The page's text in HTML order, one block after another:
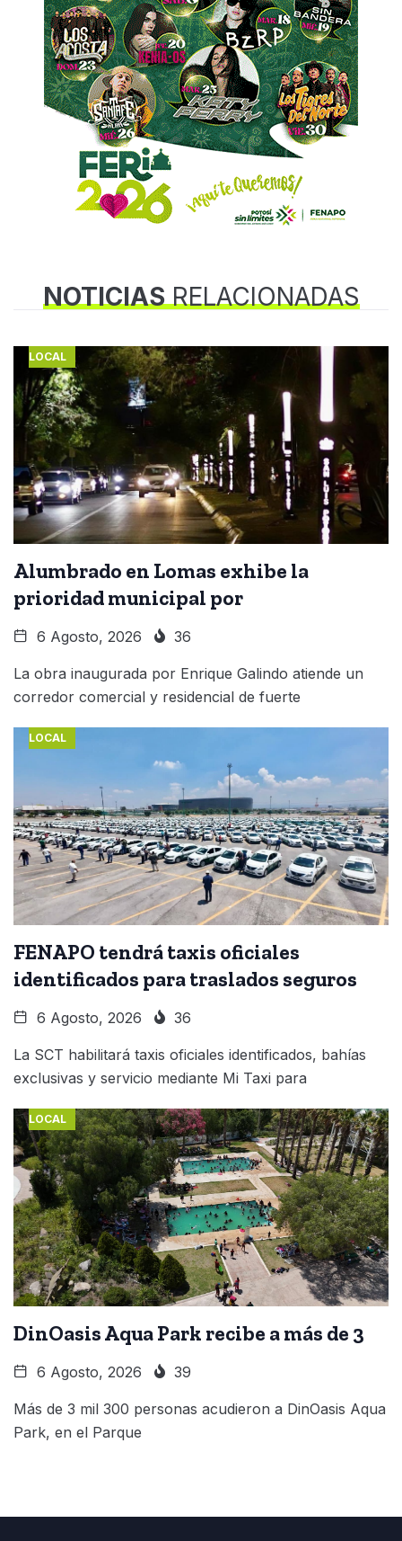
NOTICIASRELACIONADAS
LOCAL
Alumbrado en Lomas exhibe la
prioridad municipal por
6 Agosto, 2026 36
La obra inaugurada por Enrique Galindo atiende un
corredor comercial y residencial de fuerte
LOCAL
FENAPO tendrá taxis oficiales
identificados para traslados seguros
6 Agosto, 2026 36
La SCT habilitará taxis oficiales identificados, bahías
exclusivas y servicio mediante Mi Taxi para
LOCAL
DinOasis Aqua Park recibe a más de 3
6 Agosto, 2026 39
Más de 3 mil 300 personas acudieron a DinOasis Aqua
Park, en el Parque